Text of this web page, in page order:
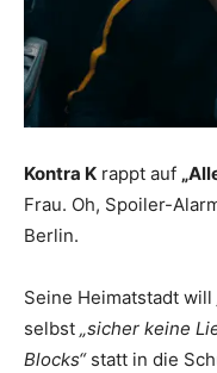
Kontra K rappt auf
Frau. Oh, Spoiler-
Berlin.
Seine Heimatstadt will
selbst „sicher keine
Blocks“statt in die